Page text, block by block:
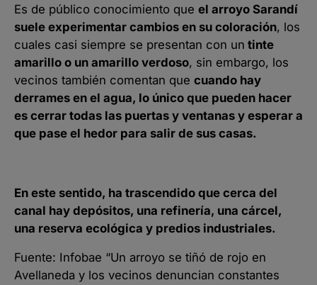
Es de público conocimiento que el arroyo Sarandí
suele experimentar cambios en su coloración, los
cuales casi siempre se presentan con un tinte
amarillo o un amarillo verdoso, sin embargo, los
vecinos también comentan que cuando hay
derrames en el agua, lo único que pueden hacer
es cerrar todas las puertas y ventanas y esperar a
que pase el hedor para salir de sus casas.
En este sentido, ha trascendido que cerca del
canal hay depósitos, una refinería, una cárcel,
una reserva ecológica y predios industriales.
Fuente: Infobae “Un arroyo se tiñó de rojo en
Avellaneda y los vecinos denuncian constantes